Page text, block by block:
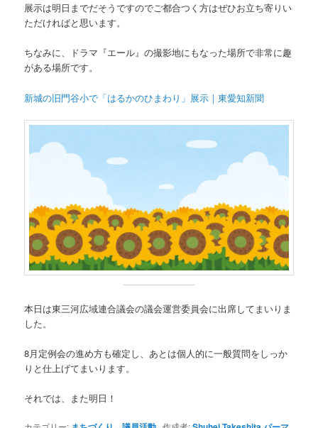
展示は明日までだそうですのでご都合つく方はぜひお立ち寄りい
ただければと思います。
ちなみに、ドラマ『エール』の撮影地にもなった場所で非常に趣
がある場所です。
新城の旧門谷小で「はるかのひまわり」展示｜東愛知新聞
本日は東三河広域連合議会の議会運営委員会に出席してまいりま
した。
8月定例会の進め方も確定し、あとは個人的に一般質問をしっか
りと仕上げてまいります。
それでは、また明日！